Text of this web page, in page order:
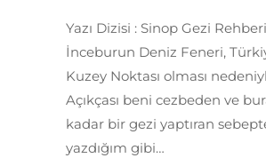
Yazı Dizisi : Sinop Gezi Rehberi
İnceburun Deniz Feneri,
Kuzey Noktası olması
Açıkçası beni cezbeden ve
kadar bir gezi yaptıran
yazdığım gibi…